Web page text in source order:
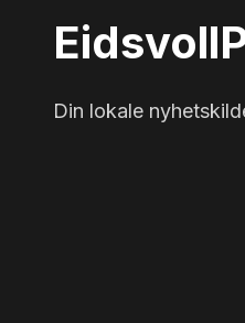
program for dagen.
arrangement, og vi ...
Eidsvoll
Din lokale